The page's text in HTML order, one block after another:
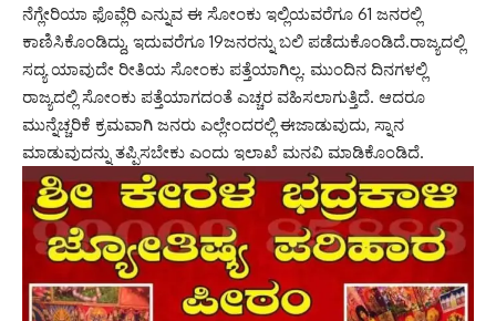
ನೆಗ್ಲೇರಿಯಾ ಫೊವ್ಲೆರಿ ಎನ್ನುವ ಈ ಸೋಂಕು ಇಲ್ಲಿಯವರೆಗೂ 61 ಜನರಲ್ಲಿ
ಕಾಣಿಸಿಕೊಂಡಿದ್ದು, ಇದುವರೆಗೂ 19ಜನರನ್ನು ಬಲಿ ಪಡೆದುಕೊಂಡಿದೆ.ರಾಜ್ಯದಲ್ಲಿ
ಸದ್ಯ ಯಾವುದೇ ರೀತಿಯ ಸೋಂಕು ಪತ್ತೆಯಾಗಿಲ್ಲ. ಮುಂದಿನ ದಿನಗಳಲ್ಲಿ
ರಾಜ್ಯದಲ್ಲಿ ಸೋಂಕು ಪತ್ತೆಯಾಗದಂತೆ ಎಚ್ಚರ ವಹಿಸಲಾಗುತ್ತಿದೆ. ಆದರೂ
ಮುನ್ನೆಚ್ಚರಿಕೆ ಕ್ರಮವಾಗಿ ಜನರು ಎಲ್ಲೇಂದರಲ್ಲಿ ಈಜಾಡುವುದು, ಸ್ನಾನ
ಮಾಡುವುದನ್ನು ತಪ್ಪಿಸಬೇಕು ಎಂದು ಇಲಾಖೆ ಮನವಿ ಮಾಡಿಕೊಂಡಿದೆ.